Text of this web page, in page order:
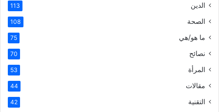
الدين 113
الصحة 108
ما هو/هي 75
نصائح 70
المرأة 53
مقالات 44
التقنية 42